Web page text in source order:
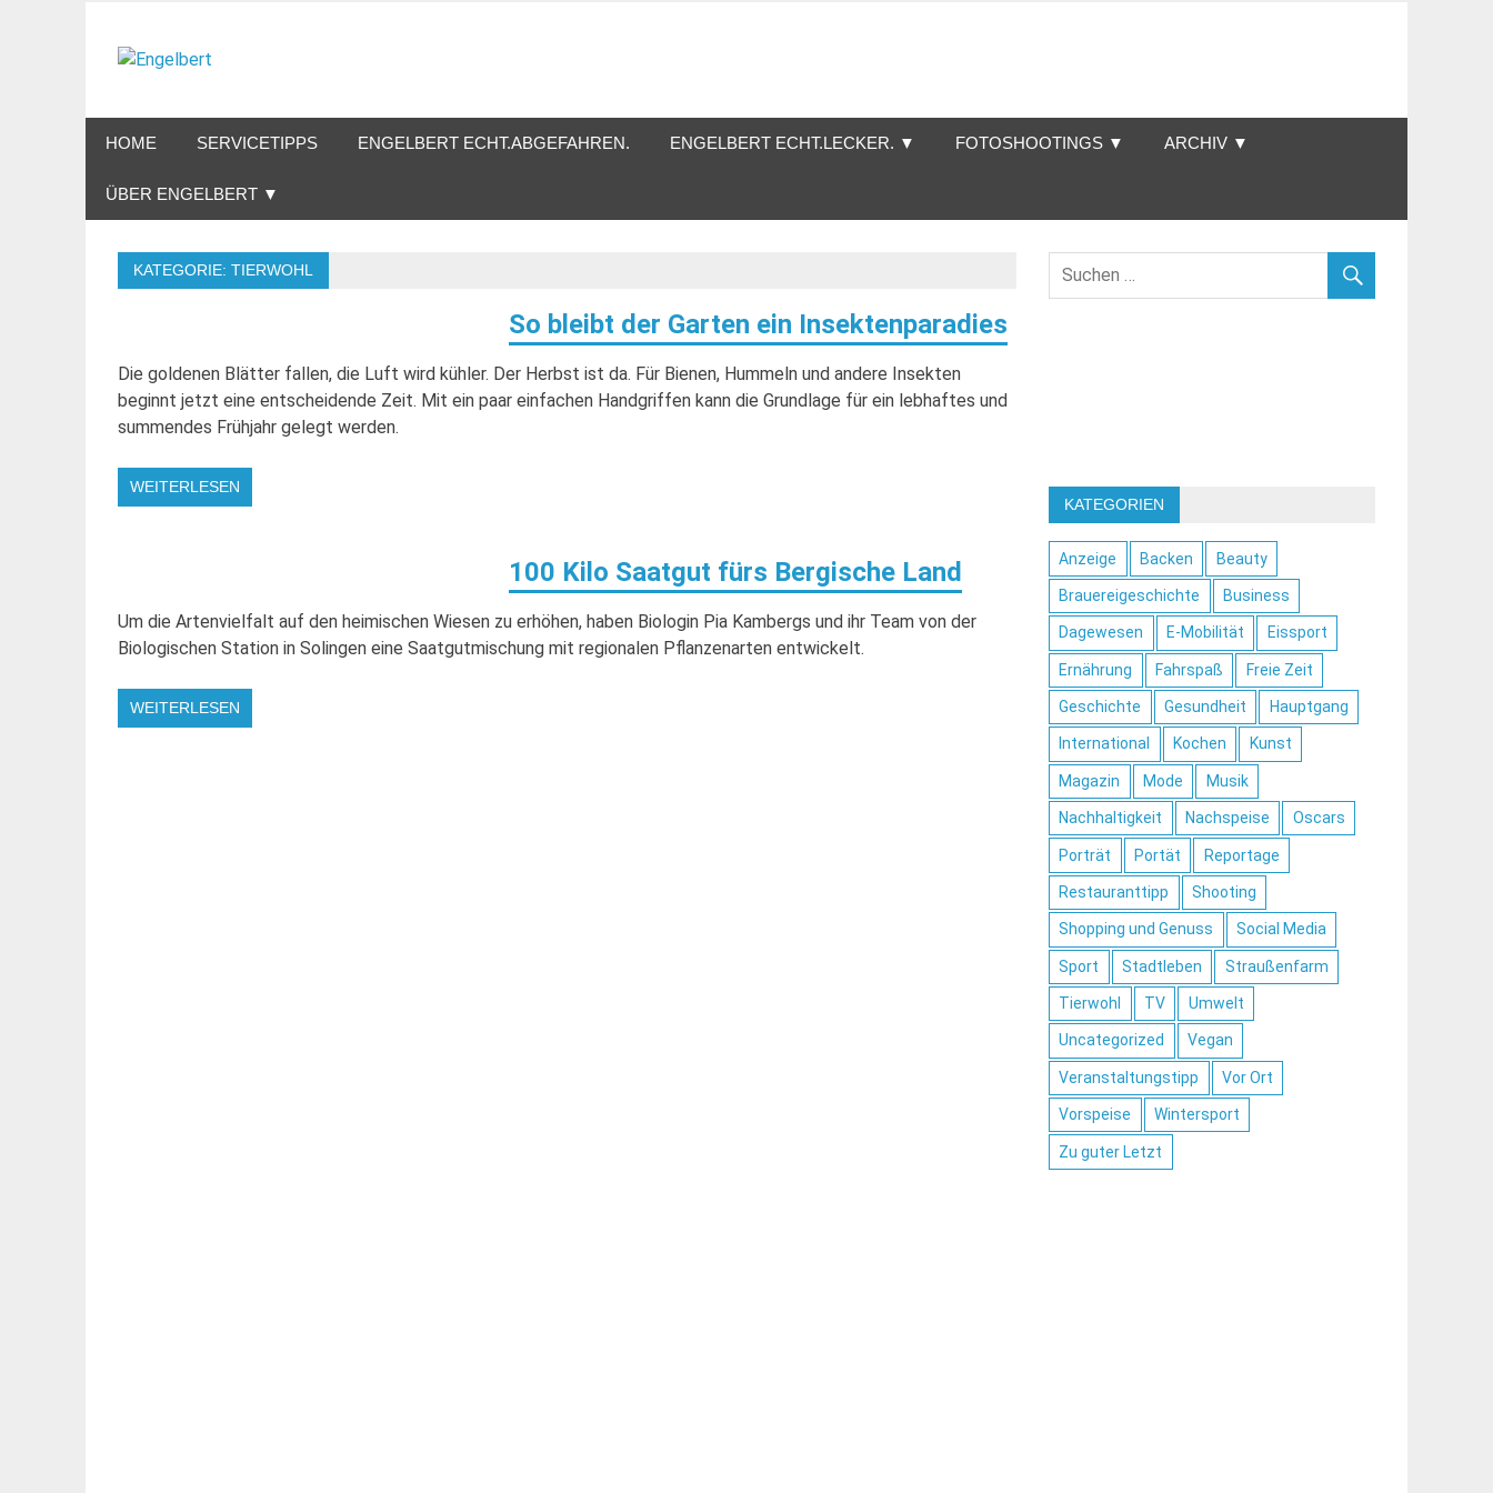
springen
HOME SERVICETIPPS ENGELBERT ECHT.ABGEFAHREN. ENGELBERT ECHT.LECKER. ▼ FOTOSHOOTINGS ▼ ARCHIV ▼
ÜBER ENGELBERT ▼
KATEGORIE: TIERWOHL
So bleibt der Garten ein Insektenparadies
Die goldenen Blätter fallen, die Luft wird kühler. Der Herbst ist da. Für Bienen, Hummeln und andere Insekten
beginnt jetzt eine entscheidende Zeit. Mit ein paar einfachen Handgriffen kann die Grundlage für ein lebhaftes und
summendes Frühjahr gelegt werden.
WEITERLESEN
100 Kilo Saatgut fürs Bergische Land
Um die Artenvielfalt auf den heimischen Wiesen zu erhöhen, haben Biologin Pia Kambergs und ihr Team von der
Biologischen Station in Solingen eine Saatgutmischung mit regionalen Pflanzenarten entwickelt.
WEITERLESEN
KATEGORIEN
Anzeige Backen Beauty
Brauereigeschichte Business
Dagewesen E-Mobilität Eissport
Ernährung Fahrspaß Freie Zeit
Geschichte Gesundheit Hauptgang
International Kochen Kunst
Magazin Mode Musik
Nachhaltigkeit Nachspeise Oscars
Porträt Portät Reportage
Restauranttipp Shooting
Shopping und Genuss Social Media
Sport Stadtleben Straußenfarm
Tierwohl TV Umwelt
Uncategorized Vegan
Veranstaltungstipp Vor Ort
Vorspeise Wintersport
Zu guter Letzt